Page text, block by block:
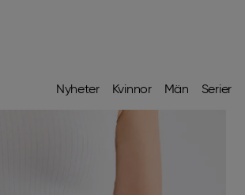
Nyheter Kvinnor Män Serier